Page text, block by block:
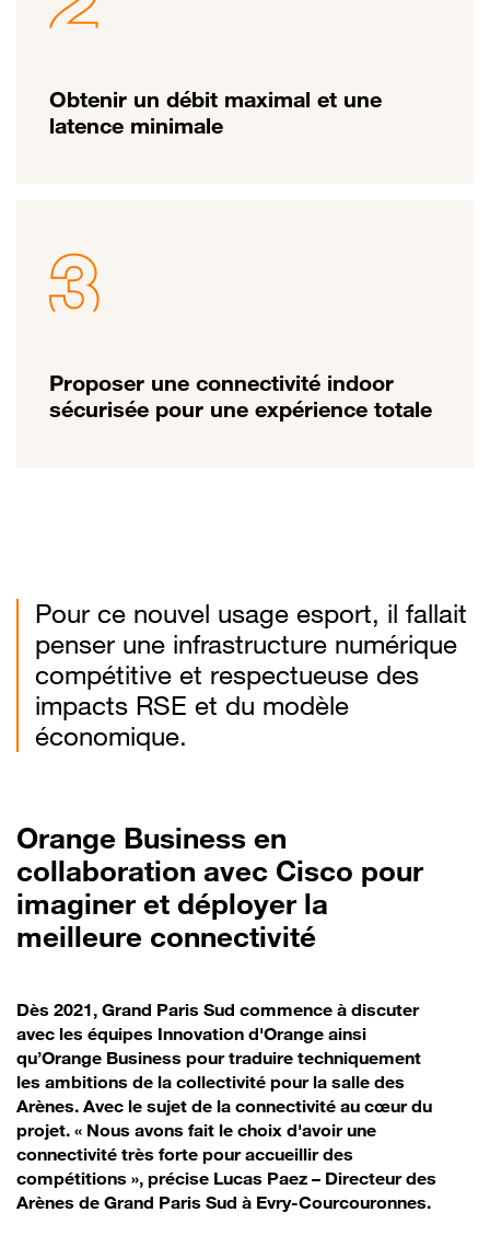
Obtenir un débit maximal et une
latence minimale
Proposer une connectivité indoor
sécurisée pour une expérience totale
Pour ce nouvel usage esport, il fallait
penser une infrastructure numérique
compétitive et respectueuse des
impacts RSE et du modèle
économique.
Orange Business en
collaboration avec Cisco pour
imaginer et déployer la
meilleure connectivité
Dès 2021, Grand Paris Sud commence à discuter
avec les équipes Innovation d'Orange ainsi
qu’Orange Business pour traduire techniquement
les ambitions de la collectivité pour la salle des
Arènes. Avec le sujet de la connectivité au cœur du
projet. « Nous avons fait le choix d'avoir une
connectivité très forte pour accueillir des
compétitions », précise Lucas Paez – Directeur des
Arènes de Grand Paris Sud à Evry-Courcouronnes.